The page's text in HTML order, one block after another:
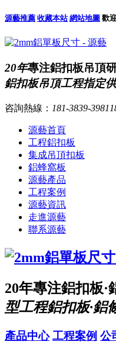
源藝推薦 收藏本站 網站地圖 歡
20年專注鋁扣板吊頂
鋁扣板吊頂工程指定
咨詢熱線： 181-3839-3981
源藝首頁
工程鋁扣板
集成吊頂扣板
鋁蜂窩板
源藝產品
工程案例
源藝資訊
走進源藝
聯系源藝
20年專注鋁扣板·
型工程鋁扣板·鋁
產品中心 工程案例 公